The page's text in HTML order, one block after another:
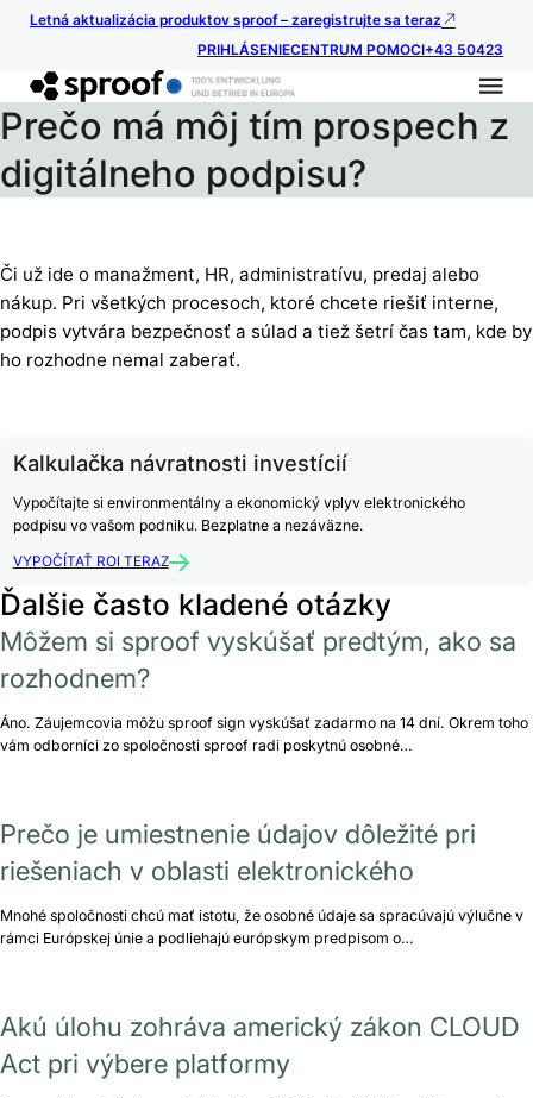
Letná aktualizácia produktov sproof – zaregistrujte sa teraz
PRIHLÁSENIECENTRUM POMOCI+43 50423
Prečo má môj tím prospech z
digitálneho podpisu?
Či už ide o manažment, HR, administratívu, predaj alebo
nákup. Pri všetkých procesoch, ktoré chcete riešiť interne,
podpis vytvára bezpečnosť a súlad a tiež šetrí čas tam, kde by
ho rozhodne nemal zaberať.
Kalkulačka návratnosti investícií
Vypočítajte si environmentálny a ekonomický vplyv elektronického
podpisu vo vašom podniku. Bezplatne a nezáväzne.
VYPOČÍTAŤ ROI TERAZ
Ďalšie často kladené otázky
Môžem si sproof vyskúšať predtým, ako sa
rozhodnem?
Áno. Záujemcovia môžu sproof sign vyskúšať zadarmo na 14 dní. Okrem toho
vám odborníci zo spoločnosti sproof radi poskytnú osobné…
Prečo je umiestnenie údajov dôležité pri
riešeniach v oblasti elektronického
Mnohé spoločnosti chcú mať istotu, že osobné údaje sa spracúvajú výlučne v
rámci Európskej únie a podliehajú európskym predpisom o…
Akú úlohu zohráva americký zákon CLOUD
Act pri výbere platformy